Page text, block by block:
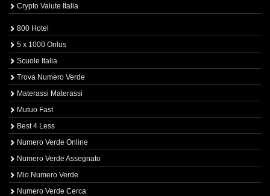
Crypto Valute Italia
800 Hotel
5 x 1000 Onlus
Scuole Italia
Trova Numero Verde
Materassi Materassi
Mutuo Fast
Best 4 Less
Numero Verde Online
Numero Verde Assegnato
Mio Numero Verde
Numero Verde Cerca